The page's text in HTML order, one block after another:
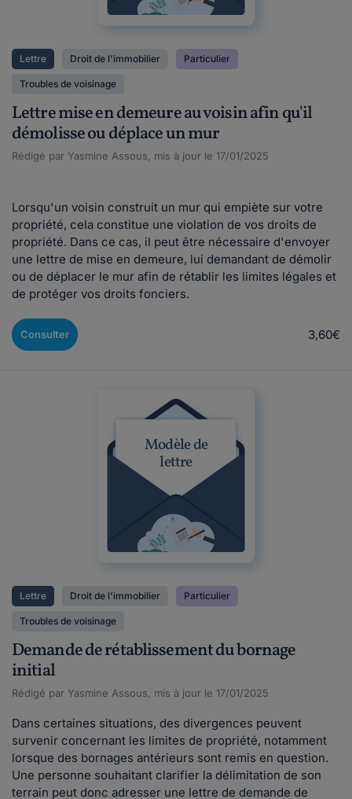
Lettre Droit de l'immobilier Particulier
Troubles de voisinage
Lettre mise en demeure au voisin afin qu'il
démolisse ou déplace un mur
Rédigé par Yasmine Assous, mis à jour le 17/01/2025
Lorsqu'un voisin construit un mur qui empiète sur votre
propriété, cela constitue une violation de vos droits de
propriété. Dans ce cas, il peut être nécessaire d'envoyer
une lettre de mise en demeure, lui demandant de démolir
ou de déplacer le mur afin de rétablir les limites légales et
de protéger vos droits fonciers.
Consulter 3,60€
Modèle de
lettre
Lettre Droit de l'immobilier Particulier
Troubles de voisinage
Demande de rétablissement du bornage
initial
Rédigé par Yasmine Assous, mis à jour le 17/01/2025
Dans certaines situations, des divergences peuvent
survenir concernant les limites de propriété, notamment
lorsque des bornages antérieurs sont remis en question.
Une personne souhaitant clarifier la délimitation de son
terrain peut donc adresser une lettre de demande de